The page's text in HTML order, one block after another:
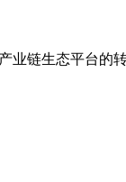
业链生态平台的